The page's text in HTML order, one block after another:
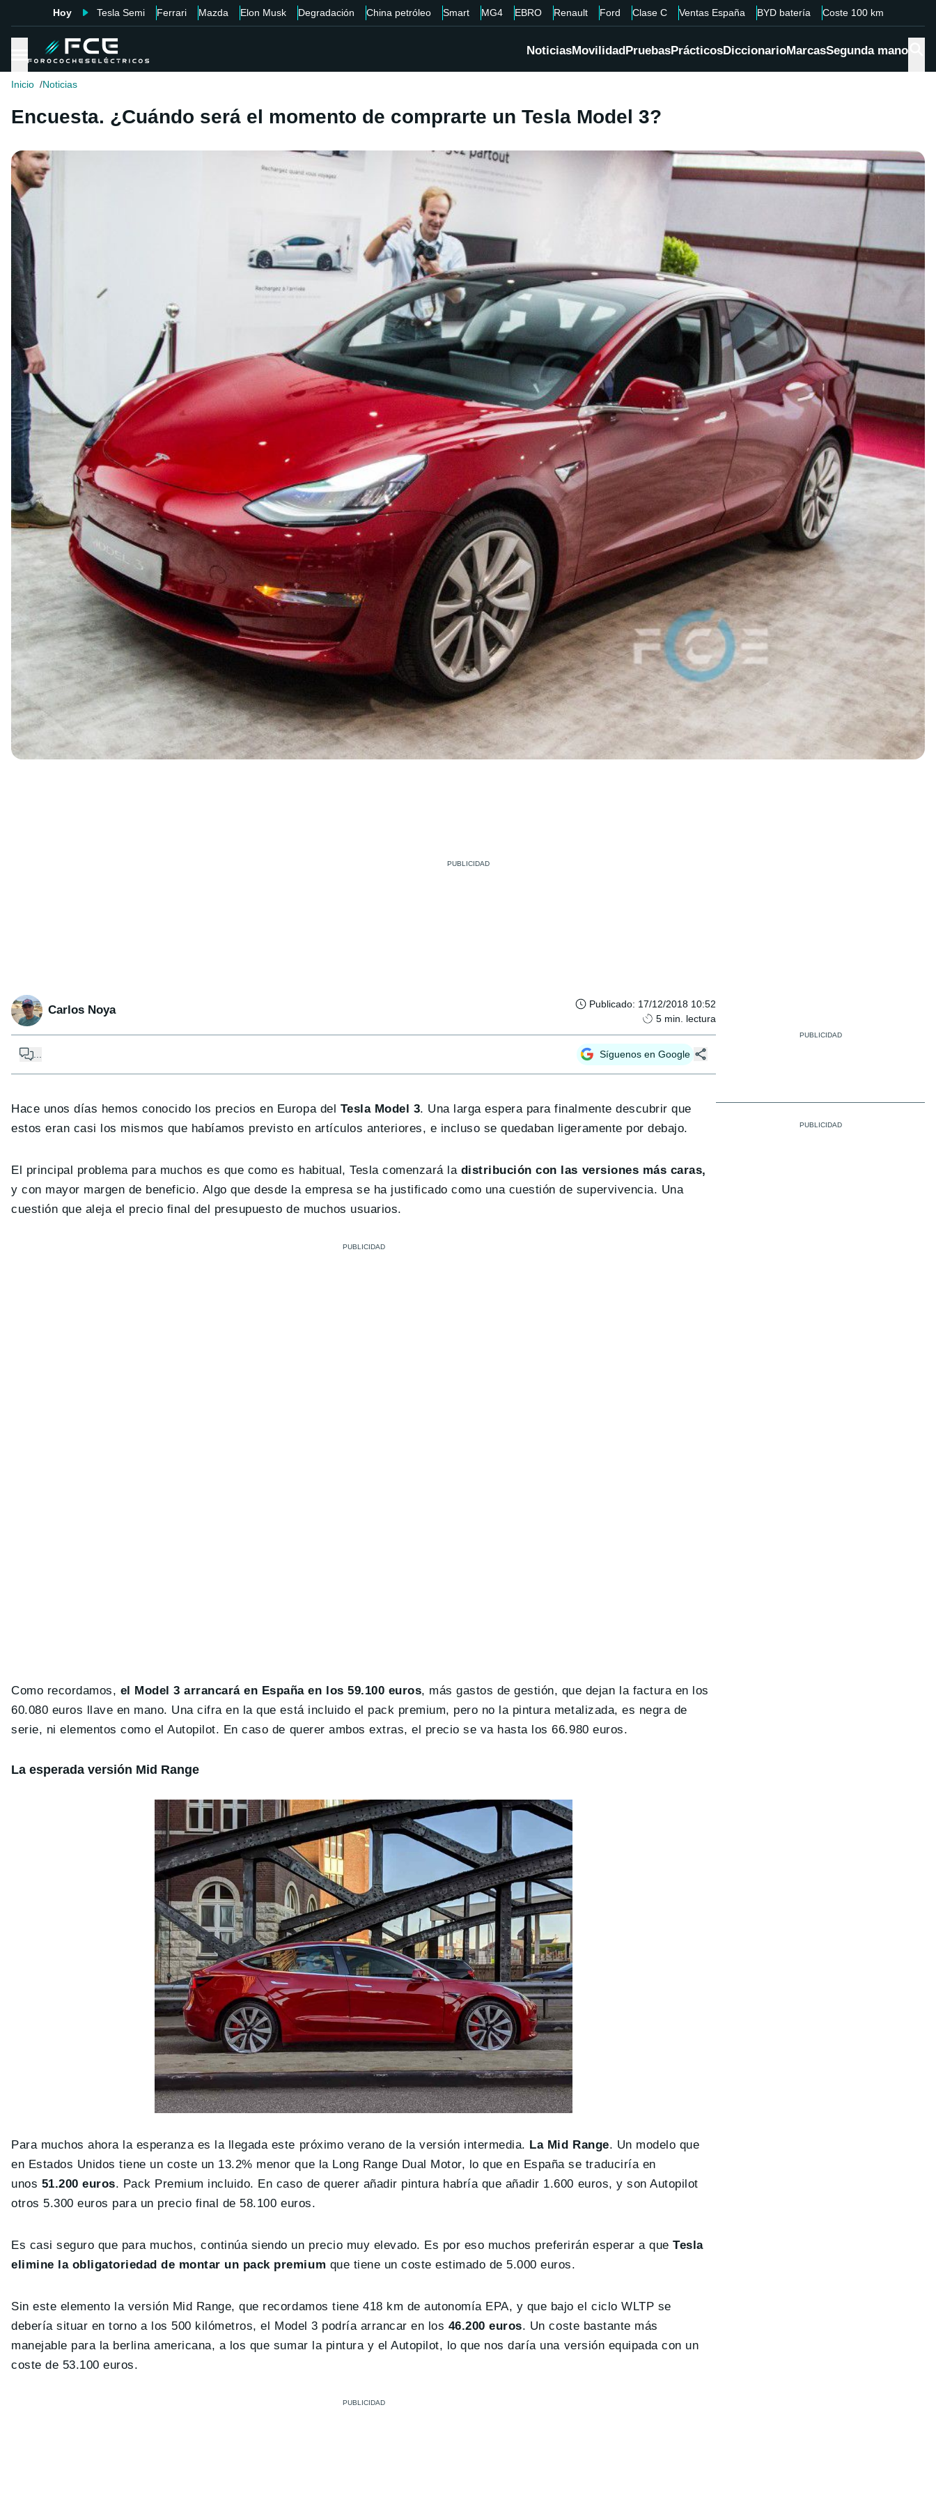
Hoy Tesla Semi Ferrari Mazda Elon Musk Degradación China petróleo Smart MG4 EBRO Renault Ford Clase C Ventas España BYD batería Coste 100 km
NoticiasMovilidadPruebasPrácticosDiccionarioMarcasSegunda mano
Inicio Noticias
Encuesta. ¿Cuándo será el momento de comprarte un Tesla Model 3?
Carlos Noya Publicado: 17/12/2018 10:52
5 min. lectura
Síguenos en Google
Hace unos días hemos conocido los precios en Europa del Tesla Model 3. Una larga espera para finalmente descubrir que
estos eran casi los mismos que habíamos previsto en artículos anteriores, e incluso se quedaban ligeramente por debajo.
El principal problema para muchos es que como es habitual, Tesla comenzará ladistribución con las versiones más caras,
y con mayor margen de beneficio. Algo que desde la empresa se ha justificado como una cuestión de supervivencia. Una
cuestión que aleja el precio final del presupuesto de muchos usuarios.
Como recordamos, el Model 3 arrancará en España en los 59.100 euros, más gastos de gestión, que dejan la factura en los
60.080 euros llave en mano. Una cifra en la que está incluido el pack premium, pero no la pintura metalizada, es negra de
serie, ni elementos como el Autopilot. En caso de querer ambos extras, el precio se va hasta los 66.980 euros.
La esperada versión Mid Range
Para muchos ahora la esperanza es la llegada este próximo verano de la versión intermedia. La Mid Range. Un modelo que
en Estados Unidos tiene un coste un 13.2% menor que la Long Range Dual Motor, lo que en España se traduciría en
unos 51.200 euros. Pack Premium incluido. En caso de querer añadir pintura habría que añadir 1.600 euros, y son Autopilot
otros 5.300 euros para un precio final de 58.100 euros.
Es casi seguro que para muchos, continúa siendo un precio muy elevado. Es por eso muchos preferirán esperar a queTesla
elimine la obligatoriedad de montar un pack premium que tiene un coste estimado de 5.000 euros.
Sin este elemento la versión Mid Range, que recordamos tiene 418 km de autonomía EPA, y que bajo el ciclo WLTP se
debería situar en torno a los 500 kilómetros, el Model 3 podría arrancar en los 46.200 euros. Un coste bastante más
manejable para la berlina americana, a los que sumar la pintura y el Autopilot, lo que nos daría una versión equipada con un
coste de 53.100 euros.